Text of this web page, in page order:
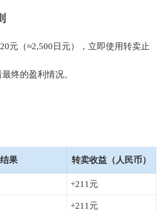
元（≈2,500日元），立即使用转卖止
终的盈利情况。
果 转卖收益（人民币）
+211元
+211元